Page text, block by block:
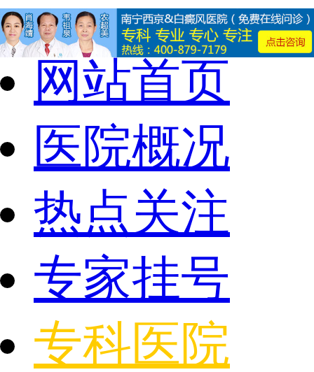
网站首页
医院概况
热点关注
专家挂号
专科医院